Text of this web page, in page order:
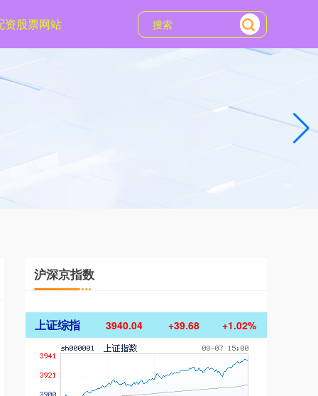
资股票网站
沪深京指数
上证综指 3940.04 +39.68 +1.02%